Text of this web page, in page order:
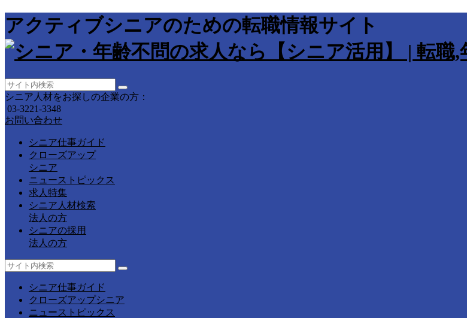
アクティブシニアのための転職情報サイト
シニア人材をお探しの企業の方：
03-3221-3348
お問い合わせ
シニア仕事ガイド
クローズアップ
シニア
ニューストピックス
求人特集
シニア人材検索
法人の方
シニアの採用
法人の方
シニア仕事ガイド
クローズアップシニア
ニューストピックス